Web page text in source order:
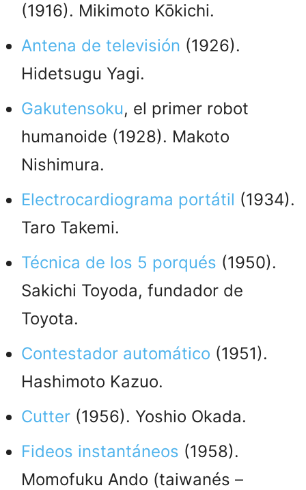
(1916). Mikimoto Kōkichi.
Antena de televisión (1926).
Hidetsugu Yagi.
Gakutensoku, el primer robot
humanoide (1928). Makoto
Nishimura.
Electrocardiograma portátil (1934).
Taro Takemi.
Técnica de los 5 porqués (1950).
Sakichi Toyoda, fundador de
Toyota.
Contestador automático (1951).
Hashimoto Kazuo.
Cutter (1956). Yoshio Okada.
Fideos instantáneos (1958).
Momofuku Ando (taiwanés –